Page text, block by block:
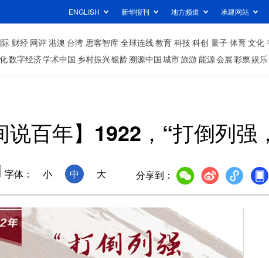
ENGLISH 新华报刊 地方频道 承建网站
财经 网评 港澳 台湾 思客智库 全球连线教育 科技科创 量子 体育文化
数字经济学术中国 乡村振兴银龄溯源中国城市旅游能源会展彩票娱乐
说百年】1922，“打倒列强
字体： 小 中 大 分享到：